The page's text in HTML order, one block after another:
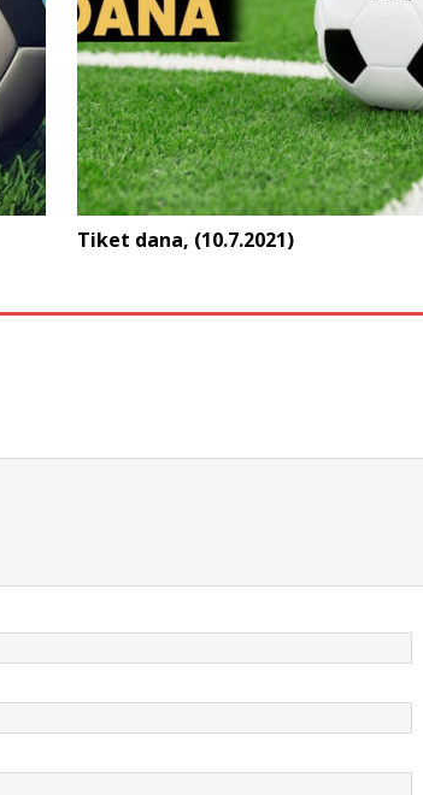
Tiket dana, (10.7.2021)